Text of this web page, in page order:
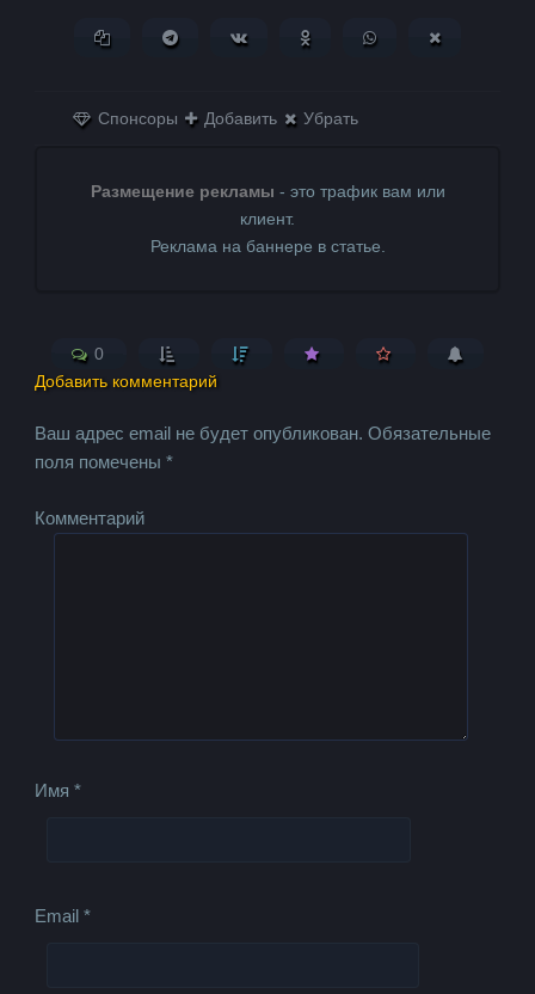
Копировать ссылкуПоделиться в Telegram
Поделиться ВКонтактеПоделиться в
Поделиться в
Спонсоры Добавить Убрать
Размещение рекламы - это трафик вам или
клиент.
Реклама на баннере в статье.
0
Добавить комментарий
Ваш адрес email не будет опубликован. Обязательные
поля помечены*
Комментарий
Имя*
Email*